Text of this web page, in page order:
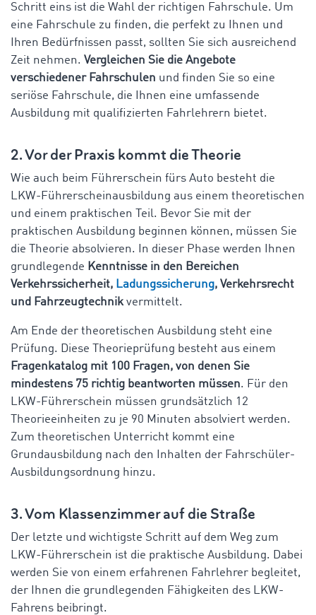
Schritt eins ist die Wahl der richtigen Fahrschule. Um
eine Fahrschule zu finden, die perfekt zu Ihnen und
Ihren Bedürfnissen passt, sollten Sie sich ausreichend
Zeit nehmen. Vergleichen Sie die Angebote
verschiedener Fahrschulen und finden Sie so eine
seriöse Fahrschule, die Ihnen eine umfassende
Ausbildung mit qualifizierten Fahrlehrern bietet.
2. Vor der Praxis kommt die Theorie
Wie auch beim Führerschein fürs Auto besteht die
LKW-Führerscheinausbildung aus einem theoretischen
und einem praktischen Teil. Bevor Sie mit der
praktischen Ausbildung beginnen können, müssen Sie
die Theorie absolvieren. In dieser Phase werden Ihnen
grundlegende Kenntnisse in den Bereichen
Verkehrssicherheit, Ladungssicherung, Verkehrsrecht
und Fahrzeugtechnikvermittelt.
Am Ende der theoretischen Ausbildung steht eine
Prüfung. Diese Theorieprüfung besteht aus einem
Fragenkatalog mit 100 Fragen, von denen Sie
mindestens 75 richtig beantworten müssen. Für den
LKW-Führerschein müssen grundsätzlich 12
Theorieeinheiten zu je 90 Minuten absolviert werden.
Zum theoretischen Unterricht kommt eine
Grundausbildung nach den Inhalten der Fahrschüler-
Ausbildungsordnung hinzu.
3. Vom Klassenzimmer auf die Straße
Der letzte und wichtigste Schritt auf dem Weg zum
LKW-Führerschein ist die praktische Ausbildung. Dabei
werden Sie von einem erfahrenen Fahrlehrer begleitet,
der Ihnen die grundlegenden Fähigkeiten des LKW-
Fahrens beibringt.